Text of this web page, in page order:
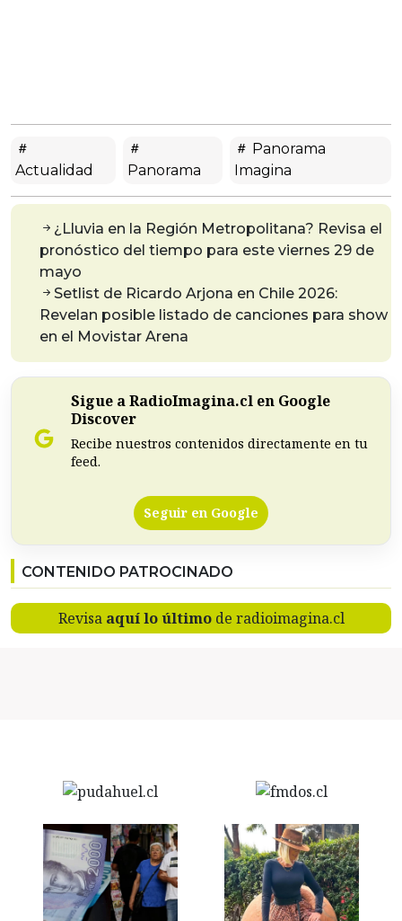
Actualidad Panorama
Panorama
Imagina
¿Lluvia en la Región Metropolitana? Revisa el
pronóstico del tiempo para este viernes 29 de
mayo
Setlist de Ricardo Arjona en Chile 2026:
Revelan posible listado de canciones para show
en el Movistar Arena
Sigue a RadioImagina.cl en Google
Discover
Recibe nuestros contenidos directamente en tu
feed.
Seguir en Google
CONTENIDO PATROCINADO
Revisa aquí lo últimode radioimagina.cl